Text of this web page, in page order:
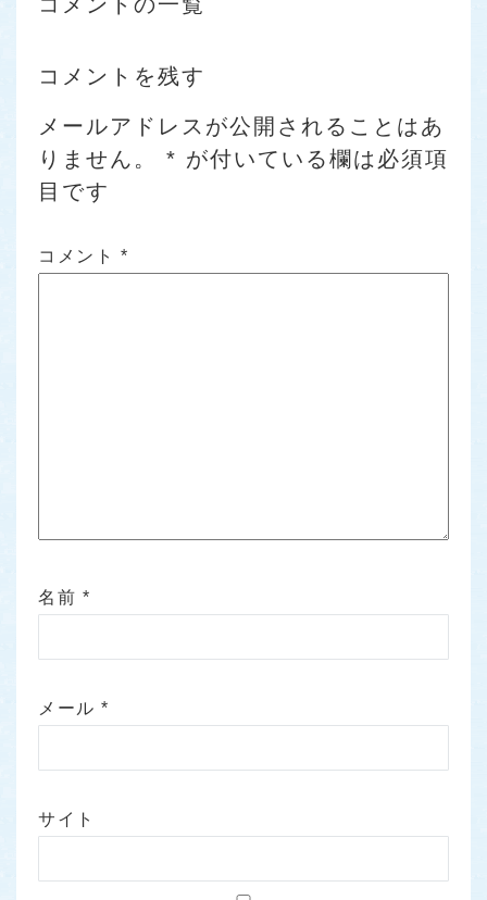
コメントを残す
メールアドレスが公開されることはあ
りません。
* が付いている欄は必須項
目です
コメント *
名前 *
メール*
サイト